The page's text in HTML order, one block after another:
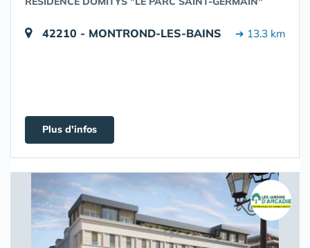
42210 - MONTROND-LES-BAINS ➔ 13.3 km
Plus d'infos